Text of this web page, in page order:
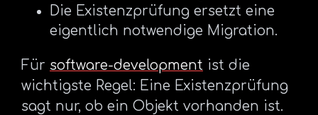
Die Existenzprüfung ersetzt eine
eigentlich notwendige Migration.
Für software-development ist die
wichtigste Regel: Eine Existenzprüfung
sagt nur, ob ein Objekt vorhanden ist.